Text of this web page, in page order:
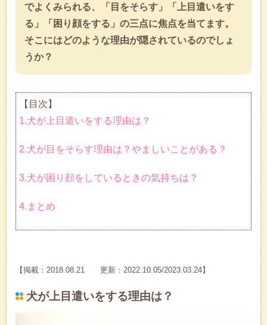
でよくみられる、「目をそらす」「上目遣いをす
る」「困り顔をする」の三点に焦点を当てます。
そこにはどのような理由が隠されているのでしょ
うか？
【目次】
1.犬が上目遣いをする理由は？
2.犬が目をそらす理由は？やましいことがある？
3.犬が困り顔をしているときの気持ちは？
4.まとめ
【掲載：2018.08.21 更新：2022.10.05/2023.03.24】
犬が上目遣いをする理由は？